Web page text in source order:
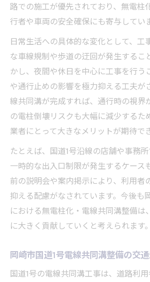
路での施工が優先されており、無電柱
行者や車両の安全確保にも寄与してい
日常生活への具体的な変化として、工
な車線規制や歩道の迂回が発生するこ
かし、夜間や休日を中心に工事を行う
や通行止めの影響を極力抑える工夫が
線共同溝が完成すれば、通行時の視界
の電柱倒壊リスクも大幅に減少するた
業者にとって大きなメリットが期待で
たとえば、国道1号沿線の店舗や事務
一時的な出入口制限が発生するケース
前の説明会や案内掲示により、利用者
抑える配慮がなされています。今後も
における無電柱化・電線共同溝整備は
に大きく貢献していくと考えられます。
岡崎市国道1号電線共同溝整備の交
国道1号の電線共同溝工事は、道路利